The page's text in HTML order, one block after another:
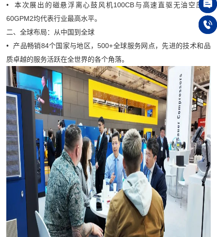
• 本次展出的磁悬浮离心鼓风机100CB与高速直驱无油空压机
60GPM2均代表行业最高水平。
二、全球布局：从中国到全球
• 产品畅销84个国家与地区，500+全球服务网点，先进的技术和品
质卓越的服务活跃在全世界的各个角落。
在线